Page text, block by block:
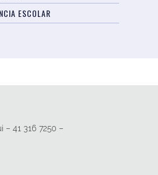
ESCOLAR
– 41 316 7250 –